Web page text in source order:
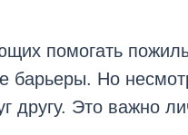
помогать
барьеры. Но
другу. Это важно